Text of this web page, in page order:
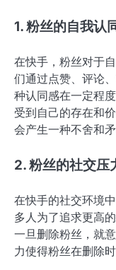
1. 粉丝的自我认
在快手，粉丝对于
们通过点赞、评论
种认同感在一定程
受到自己的存在和
会产生一种不舍和矛
2. 粉丝的社交压
在快手的社交环境
多人为了追求更高
一旦删除粉丝，就
力使得粉丝在删除时